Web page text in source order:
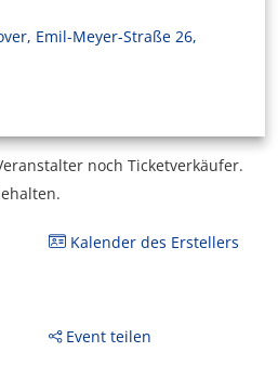
Emil-Meyer-Straße 26,
noch Ticketverkäufer.
Kalender des Erstellers
Event teilen